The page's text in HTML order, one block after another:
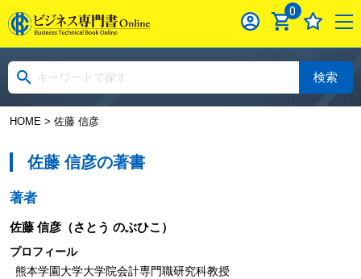
0
検索
HOME> 佐藤 信彦
佐藤 信彦の著書
著者
佐藤 信彦（さとう のぶひこ）
プロフィール
熊本学園大学大学院会計専門職研究科教授